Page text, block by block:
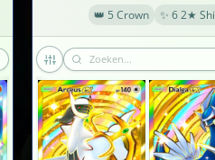
×2
👑 5 Crown ✨ 6 2★